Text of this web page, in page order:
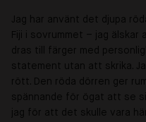
Jag har använt det djupa
Fiji i sovrummet – jag älskar
dras till färger med
statement utan att skrika.
rött. Den röda dörren ger
spännande för ögat att se
jag för att det skulle vara